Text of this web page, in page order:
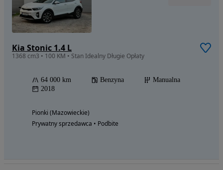
Kia Stonic 1.4 L
1368 cm3 • 100 KM • Stan Idealny Długie Opłaty
64 000 km Benzyna
Manualna
2018
Pionki (Mazowieckie)
Prywatny sprzedawca • Podbite